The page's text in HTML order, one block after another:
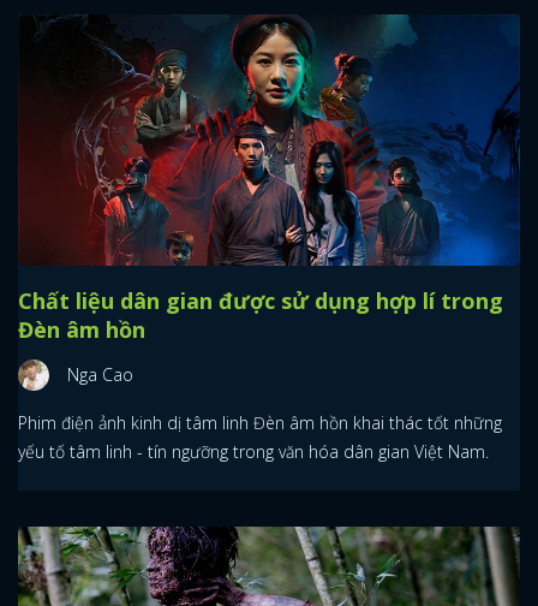
Chất liệu dân gian được sử dụng hợp lí trong
Đèn âm hồn
Nga Cao
Phim điện ảnh kinh dị tâm linh Đèn âm hồn khai thác tốt những
yếu tố tâm linh - tín ngưỡng trong văn hóa dân gian Việt Nam.